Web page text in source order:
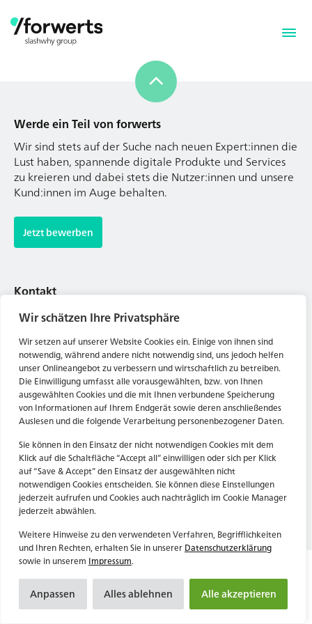
Wir schätzen Ihre Privatsphäre
Wir setzen auf unserer Website Cookies ein. Einige von ihnen sind
notwendig, während andere nicht notwendig sind, uns jedoch helfen
unser Onlineangebot zu verbessern und wirtschaftlich zu betreiben.
Die Einwilligung umfasst alle vorausgewählten, bzw. von Ihnen
ausgewählten Cookies und die mit Ihnen verbundene Speicherung
von Informationen auf Ihrem Endgerät sowie deren anschließendes
Auslesen und die folgende Verarbeitung personenbezogener Daten.
Sie können in den Einsatz der nicht notwendigen Cookies mit dem
Klick auf die Schaltfläche “Accept all” einwilligen oder sich per Klick
auf “Save & Accept” den Einsatz der ausgewählten nicht
notwendigen Cookies entscheiden. Sie können diese Einstellungen
jederzeit aufrufen und Cookies auch nachträglich im Cookie Manager
jederzeit abwählen.
Weitere Hinweise zu den verwendeten Verfahren, Begrifflichkeiten
und Ihren Rechten, erhalten Sie in unsererDatenschutzerklärung
sowie in unserem Impressum.
Anpassen Alles ablehnen Alle akzeptieren
Werde ein Teil von forwerts
Wir sind stets auf der Suche nach neuen Expert:innen die
Lust haben, spannende digitale Produkte und Services
zu kreieren und dabei stets die Nutzer:innen und unsere
Jetzt bewerben
Tel. Zentrale: +49 (69) 27273681
E-Mail: kontakt@forwerts.com
60311 Frankfurt am Main
74072 Heilbronn
→ Anfahrtsplan Heilbronn
Datenschutzerklärung
Impressum
Werde ein Teil von forwerts
Wir sind stets auf der Suche nach neuen Expert:innen die
Lust haben, spannende digitale Produkte und Services
zu kreieren und dabei stets die Nutzer:innen und unsere
Kund:innen im Auge behalten.
Jetzt bewerben
Kontakt
Tel. Zentrale: +49 (69) 27273681
E-Mail: kontakt@forwerts.com
FFM – Friedensstraße 11
60311 Frankfurt am Main
→ Anfahrtsplan Frankfurt
HN – Gymnasiumstraße 35
74072 Heilbronn
→ Anfahrtsplan Heilbronn
Datenschutzerklärung
Impressum